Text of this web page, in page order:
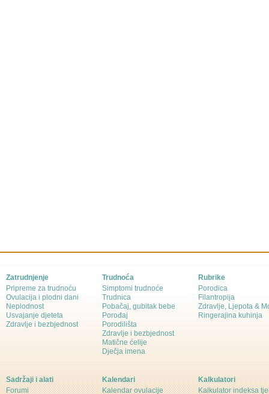
Zatrudnjenje
Pripreme za trudnoću
Ovulacija i plodni dani
Neplodnost
Usvajanje djeteta
Zdravlje i bezbjednost
Trudnoća
Simptomi trudnoće
Trudnica
Pobačaj, gubitak bebe
Porođaj
Porodilišta
Zdravlje i bezbjednost
Matične ćelije
Dječja imena
Rubrike
Porodica
Filantropija
Zdravlje, Ljepota &
Ringerajina kuhinja
Sadržaji i alati
Forumi
Kalendari
Kalendar ovulacije
Kalkulatori
Kalkulator indeksa